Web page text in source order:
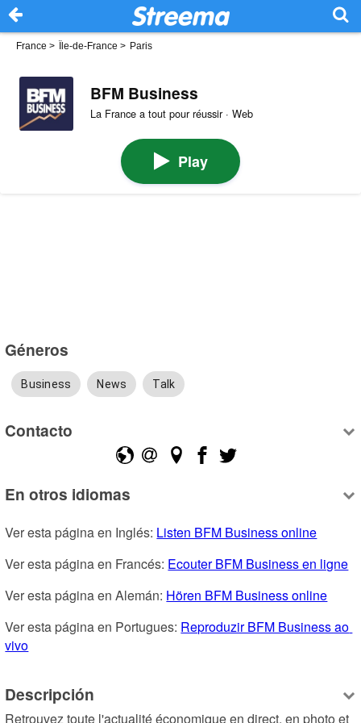
France > Île-de-France > Paris
BFM Business
La France a tout pour réussir · Web
Play
Géneros
Business News Talk
Contacto
En otros idiomas
Ver esta página en Inglés: Listen BFM Business online
Ver esta página en Francés: Ecouter BFM Business en ligne
Ver esta página en Alemán: Hören BFM Business online
Ver esta página en Portugues: Reproduzir BFM Business ao
vivo
Descripción
Retrouvez toute l'actualité économique en direct, en photo et